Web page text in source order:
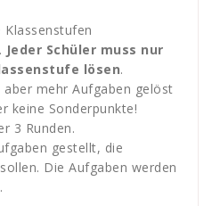
Jeder Schüler muss nur
lösen.
mehr Aufgaben gelöst
keine Sonderpunkte!
3 Runden.
gestellt, die
Die Aufgaben werden